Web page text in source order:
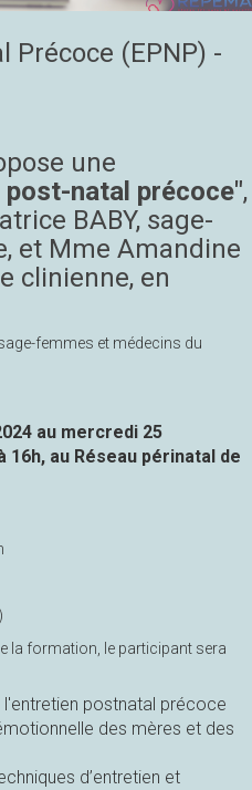
Précoce (EPNP) -
une
post-natal précoce",
BABY, sage-
et Mme Amandine
clinienne, en
femmes et médecins du
au mercredi 25
16h, au Réseau périnatal de
la formation, le participant sera
postnatal précoce
des mères et des
d’entretien et